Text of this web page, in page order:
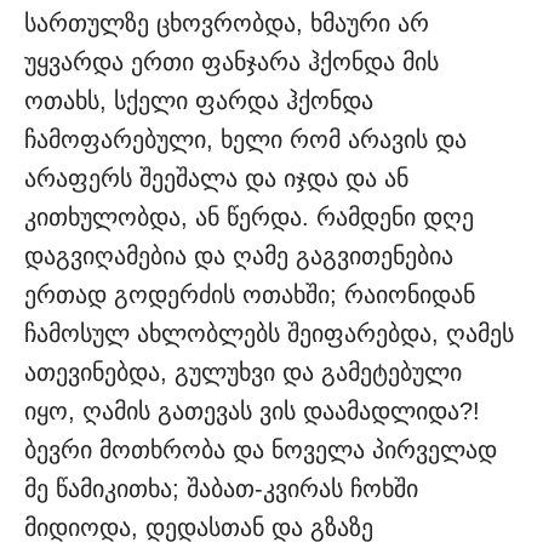
სართულზე ცხოვრობდა, ხმაური არ
უყვარდა ერთი ფანჯარა ჰქონდა მის
ოთახს, სქელი ფარდა ჰქონდა
ჩამოფარებული, ხელი რომ არავის და
არაფერს შეეშალა და იჯდა და ან
კითხულობდა, ან წერდა. რამდენი დღე
დაგვიღამებია და ღამე გაგვითენებია
ერთად გოდერძის ოთახში; რაიონიდან
ჩამოსულ ახლობლებს შეიფარებდა, ღამეს
ათევინებდა, გულუხვი და გამეტებული
იყო, ღამის გათევას ვის დაამადლიდა?!
ბევრი მოთხრობა და ნოველა პირველად
მე წამიკითხა; შაბათ-კვირას ჩოხში
მიდიოდა, დედასთან და გზაზე